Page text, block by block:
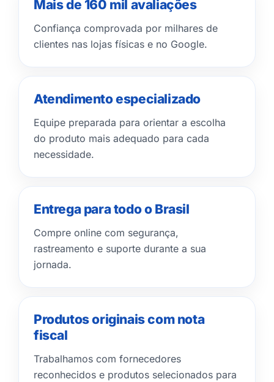
Mais de 160 mil avaliações
Confiança comprovada por milhares de
clientes nas lojas físicas e no Google.
Atendimento especializado
Equipe preparada para orientar a escolha
do produto mais adequado para cada
necessidade.
Entrega para todo o Brasil
Compre online com segurança,
rastreamento e suporte durante a sua
jornada.
Produtos originais com nota
fiscal
Trabalhamos com fornecedores
reconhecidos e produtos selecionados para